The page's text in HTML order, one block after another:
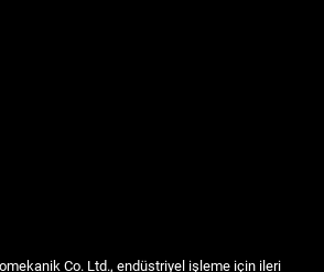
Co. Ltd., endüstriyel işleme için ileri